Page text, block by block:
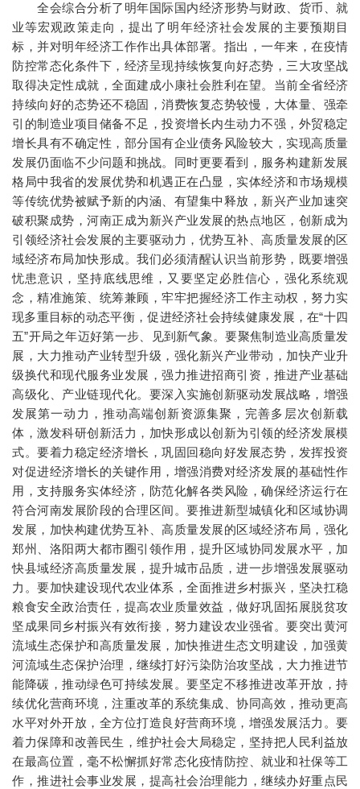
全会综合分析了明年国际国内经济形势与财政、货币、就
业等宏观政策走向，提出了明年经济社会发展的主要预期目
标，并对明年经济工作作出具体部署。指出，一年来，在疫情
防控常态化条件下，经济呈现持续恢复向好态势，三大攻坚战
取得决定性成就，全面建成小康社会胜利在望。当前全省经济
持续向好的态势还不稳固，消费恢复态势较慢，大体量、强牵
引的制造业项目储备不足，投资增长内生动力不强，外贸稳定
增长具有不确定性，部分国有企业债务风险较大，实现高质量
发展仍面临不少问题和挑战。同时更要看到，服务构建新发展
格局中我省的发展优势和机遇正在凸显，实体经济和市场规模
等传统优势被赋予新的内涵、有望集中释放，新兴产业加速突
破积聚成势，河南正成为新兴产业发展的热点地区，创新成为
引领经济社会发展的主要驱动力，优势互补、高质量发展的区
域经济布局加快形成。我们必须清醒认识当前形势，既要增强
忧患意识，坚持底线思维，又要坚定必胜信心，强化系统观
念，精准施策、统筹兼顾，牢牢把握经济工作主动权，努力实
现多重目标的动态平衡，促进经济社会持续健康发展，在“十四
五”开局之年迈好第一步、见到新气象。要聚焦制造业高质量发
展，大力推动产业转型升级，强化新兴产业带动，加快产业升
级换代和现代服务业发展，强力推进招商引资，推进产业基础
高级化、产业链现代化。要深入实施创新驱动发展战略，增强
发展第一动力，推动高端创新资源集聚，完善多层次创新载
体，激发科研创新活力，加快形成以创新为引领的经济发展模
式。要着力稳定经济增长，巩固回稳向好发展态势，发挥投资
对促进经济增长的关键作用，增强消费对经济发展的基础性作
用，支持服务实体经济，防范化解各类风险，确保经济运行在
符合河南发展阶段的合理区间。要推进新型城镇化和区域协调
发展，加快构建优势互补、高质量发展的区域经济布局，强化
郑州、洛阳两大都市圈引领作用，提升区域协同发展水平，加
快县域经济高质量发展，提升城市品质，进一步增强发展驱动
力。要加快建设现代农业体系，全面推进乡村振兴，坚决扛稳
粮食安全政治责任，提高农业质量效益，做好巩固拓展脱贫攻
坚成果同乡村振兴有效衔接，努力建设农业强省。要突出黄河
流域生态保护和高质量发展，加快推进生态文明建设，加强黄
河流域生态保护治理，继续打好污染防治攻坚战，大力推进节
能降碳，推动绿色可持续发展。要坚定不移推进改革开放，持
续优化营商环境，注重改革的系统集成、协同高效，推动更高
水平对外开放，全方位打造良好营商环境，增强发展活力。要
着力保障和改善民生，维护社会大局稳定，坚持把人民利益放
在最高位置，毫不松懈抓好常态化疫情防控、就业和社保等工
作，推进社会事业发展，提高社会治理能力，继续办好重点民